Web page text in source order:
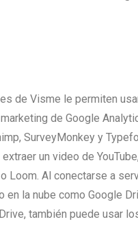
de Visme le permiten
de Google
SurveyMonkey y
un video de
Loom. Al conectarse a
en la nube como Google
también puede usar